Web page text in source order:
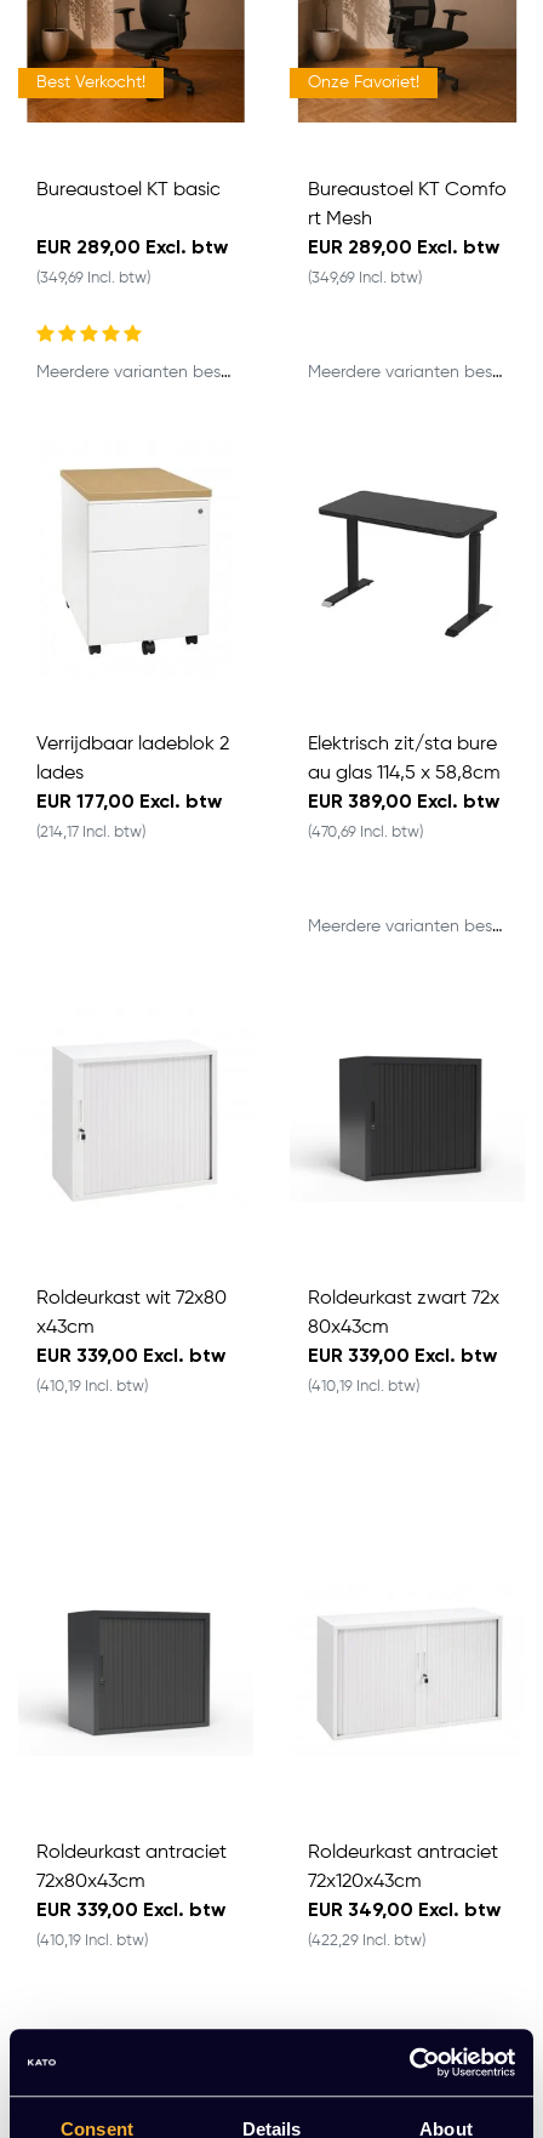
Consent Details About
Best Verkocht!
Bureaustoel KT basic
EUR 289,00 Excl. btw
(349,69 Incl. btw)
Meerdere varianten beschikbaar
Onze Favoriet!
Bureaustoel KT Comfo
rt Mesh
EUR 289,00 Excl. btw
(349,69 Incl. btw)
Meerdere varianten beschikbaar
Verrijdbaar ladeblok 2
lades
EUR 177,00 Excl. btw
(214,17 Incl. btw)
Elektrisch zit/sta bure
au glas 114,5 x 58,8cm
EUR 389,00 Excl. btw
(470,69 Incl. btw)
Meerdere varianten beschikbaar
Roldeurkast wit 72x80
x43cm
EUR 339,00 Excl. btw
(410,19 Incl. btw)
Roldeurkast zwart 72x
80x43cm
EUR 339,00 Excl. btw
(410,19 Incl. btw)
Roldeurkast antraciet
72x80x43cm
EUR 339,00 Excl. btw
(410,19 Incl. btw)
Roldeurkast antraciet
72x120x43cm
EUR 349,00 Excl. btw
(422,29 Incl. btw)